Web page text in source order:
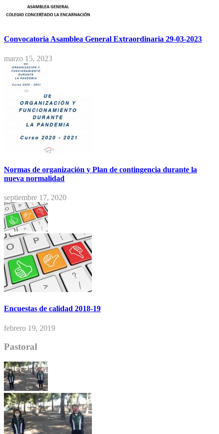
Convocatoria Asamblea General Extraordinaria 29-03-2023
marzo 15, 2023
Normas de organización y Plan de contingencia durante la
nueva normalidad
septiembre 17, 2020
Encuestas de calidad 2018-19
febrero 19, 2019
Pastoral